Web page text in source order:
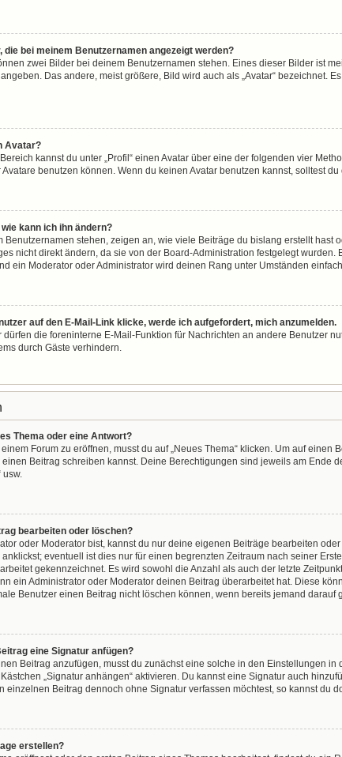
die bei meinem Benutzernamen angezeigt werden?
zwei Bilder bei deinem Benutzernamen stehen. Eines dieser Bilder ist
Das andere, meist größere, Bild wird auch als „Avatar“
Avatar?
kannst du unter „Profil“ einen Avatar über eine der folgenden vier
benutzen können. Wenn du keinen Avatar benutzen kannst, solltest
kann ich ihn ändern?
Benutzernamen stehen, zeigen an, wie viele Beiträge du bislang erstellt
nicht direkt ändern, da sie von der Board-Administration festgelegt
ein Moderator oder Administrator wird deinen Rang unter Umständen
auf den E-Mail-Link klicke, werde ich aufgefordert, mich anzumelden.
dürfen die foreninterne E-Mail-Funktion für Nachrichten an andere Benutzer
durch Gäste verhindern.
Thema oder eine Antwort?
Forum zu eröffnen, musst du auf „Neues Thema“ klicken. Um auf
Beitrag schreiben kannst. Deine Berechtigungen sind jeweils am Ende
bearbeiten oder löschen?
oder Moderator bist, kannst du nur deine eigenen Beiträge bearbeiten
eventuell ist dies nur für einen begrenzten Zeitraum nach seiner
gekennzeichnet. Es wird sowohl die Anzahl als auch der letzte
ein Administrator oder Moderator deinen Beitrag überarbeitet hat. Diese
Benutzer einen Beitrag nicht löschen können, wenn bereits jemand darauf
eine Signatur anfügen?
Beitrag anzufügen, musst du zunächst eine solche in den Einstellungen
„Signatur anhängen“ aktivieren. Du kannst eine Signatur auch
einzelnen Beitrag dennoch ohne Signatur verfassen möchtest, so kannst du
erstellen?